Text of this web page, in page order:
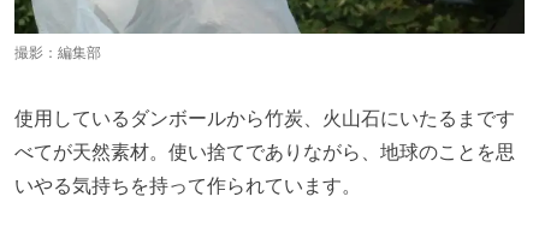
撮影：編集部
使用しているダンボールから竹炭、火山石にいたるまです
べてが天然素材。使い捨てでありながら、地球のことを思
いやる気持ちを持って作られています。